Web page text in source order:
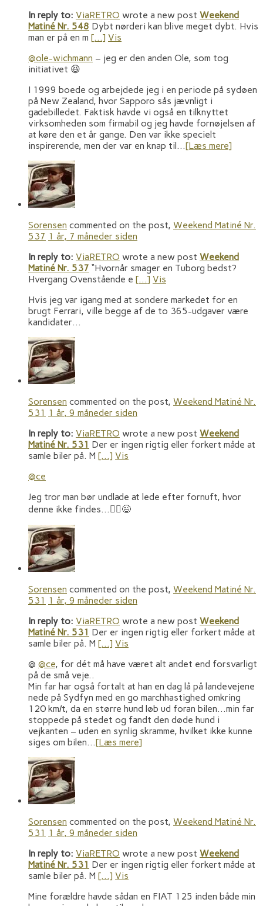
In reply to: ViaRETRO wrote a new post Weekend
Matiné Nr. 548 Dybt nørderi kan blive meget dybt. Hvis
man er på en m […] Vis
@ole-wichmann – jeg er den anden Ole, som tog
initiativet 😆
I 1999 boede og arbejdede jeg i en periode på sydøen
på New Zealand, hvor Sapporo sås jævnligt i
gadebilledet. Faktisk havde vi også en tilknyttet
virksomheden som firmabil og jeg havde fornøjelsen af
at køre den et år gange. Den var ikke specielt
inspirerende, men der var en knap til…[Læs mere]
Sorensen commented on the post, Weekend Matiné Nr.
537 1 år, 7 måneder siden
In reply to: ViaRETRO wrote a new post Weekend
Matiné Nr. 537 “Hvornår smager en Tuborg bedst?
Hvergang Ovenstående e […] Vis
Hvis jeg var igang med at sondere markedet for en
brugt Ferrari, ville begge af de to 365-udgaver være
kandidater…
Sorensen commented on the post, Weekend Matiné Nr.
531 1 år, 9 måneder siden
In reply to: ViaRETRO wrote a new post Weekend
Matiné Nr. 531 Der er ingen rigtig eller forkert måde at
samle biler på. M […] Vis
@ce
Jeg tror man bør undlade at lede efter fornuft, hvor
denne ikke findes…🤷‍♂️😉
Sorensen commented on the post, Weekend Matiné Nr.
531 1 år, 9 måneder siden
In reply to: ViaRETRO wrote a new post Weekend
Matiné Nr. 531 Der er ingen rigtig eller forkert måde at
samle biler på. M […] Vis
@ @ce, for dét må have været alt andet end forsvarligt
på de små veje..
Min far har også fortalt at han en dag lå på landevejene
nede på Sydfyn med en go marchhastighed omkring
120 km/t, da en større hund løb ud foran bilen…min far
stoppede på stedet og fandt den døde hund i
vejkanten – uden en synlig skramme, hvilket ikke kunne
siges om bilen…[Læs mere]
Sorensen commented on the post, Weekend Matiné Nr.
531 1 år, 9 måneder siden
In reply to: ViaRETRO wrote a new post Weekend
Matiné Nr. 531 Der er ingen rigtig eller forkert måde at
samle biler på. M […] Vis
Mine forældre havde sådan en FIAT 125 inden både min